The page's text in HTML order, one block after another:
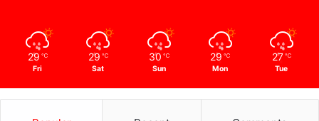
29 ℃
Fri
29 ℃
Sat
30 ℃
Sun
29 ℃
Mon
27 ℃
Tue